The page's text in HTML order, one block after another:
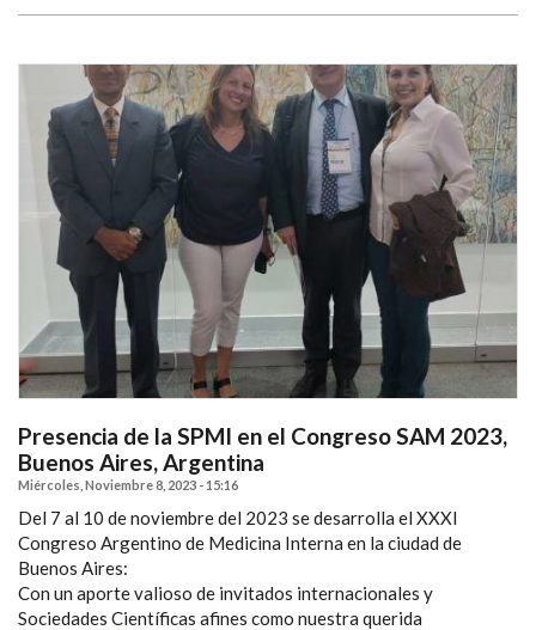
Presencia de la SPMI en el Congreso SAM 2023,
Buenos Aires, Argentina
Miércoles, Noviembre 8, 2023 - 15:16
Del 7 al 10 de noviembre del 2023 se desarrolla el XXXI
Congreso Argentino de Medicina Interna en la ciudad de
Buenos Aires:
Con un aporte valioso de invitados internacionales y
Sociedades Científicas afines como nuestra querida